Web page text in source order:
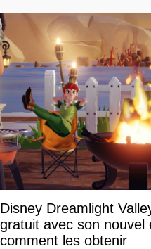
Disney Dreamlight
gratuit avec son nouvel
comment les obtenir